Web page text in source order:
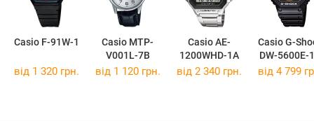
Casio F-91W-1
Casio MTP-
V001L-7B
Casio AE-
1200WHD-1A
Casio G-
DW-5600E-
від 1 320 грн. від 1 120 грн. від 2 340 грн. від 4 799